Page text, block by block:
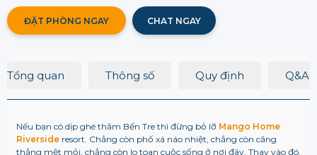
ĐẶT PHÒNG NGAY CHAT NGAY
Tổng quan Thông số Quy định Q&A
Nếu bạn có dịp ghé thăm Bến Tre thì đừng bỏ lỡ Mango Home
Riversideresort. Chẳng còn phố xá náo nhiệt, chẳng còn căng
thẳng mệt mỏi, chẳng còn lo toan cuộc sống ở nơi đây. Thay vào đó,